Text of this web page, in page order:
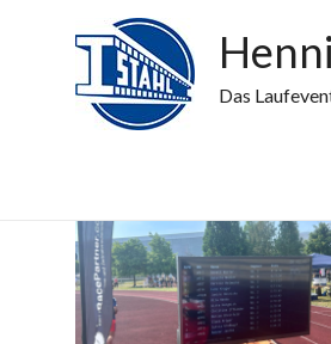
Das
Medaillen und
Der Bahnenlauf
im Juni
Galerie